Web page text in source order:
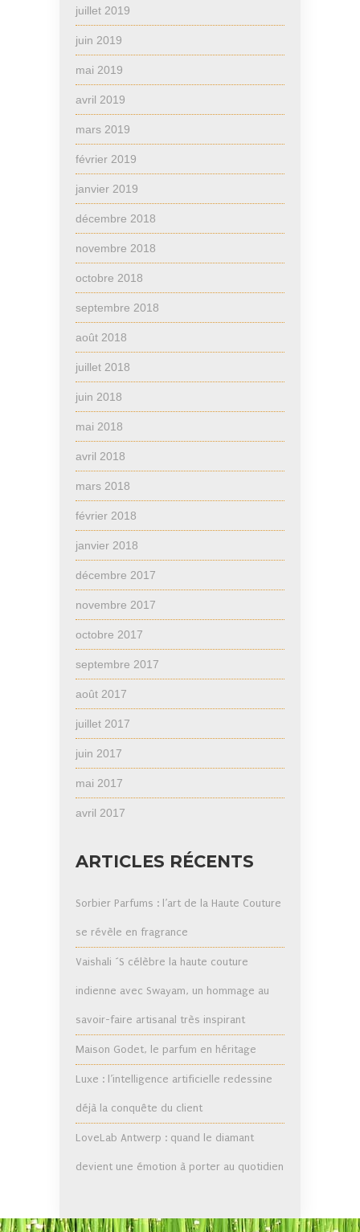
juillet 2019
juin 2019
mai 2019
avril 2019
mars 2019
février 2019
janvier 2019
décembre 2018
novembre 2018
octobre 2018
septembre 2018
août 2018
juillet 2018
juin 2018
mai 2018
avril 2018
mars 2018
février 2018
janvier 2018
décembre 2017
novembre 2017
octobre 2017
septembre 2017
août 2017
juillet 2017
juin 2017
mai 2017
avril 2017
ARTICLES RÉCENTS
Sorbier Parfums : l’art de la Haute Couture
se révèle en fragrance
Vaishali ´S célèbre la haute couture
indienne avec Swayam, un hommage au
savoir-faire artisanal très inspirant
Maison Godet, le parfum en héritage
Luxe : l’intelligence artificielle redessine
déjà la conquête du client
LoveLab Antwerp : quand le diamant
devient une émotion à porter au quotidien